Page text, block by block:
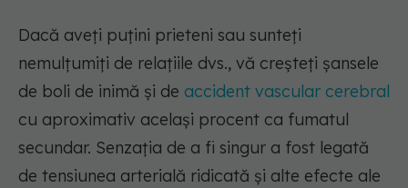
Dacă aveți puțini prieteni sau sunteți
nemulțumiți de relațiile dvs., vă creșteți șansele
de boli de inimă și de accident vascular cerebral
cu aproximativ același procent ca fumatul
secundar. Senzația de a fi singur a fost legată
de tensiunea arterială ridicată și alte efecte ale